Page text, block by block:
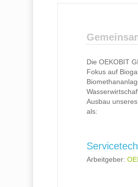
Die OEKOBIT
Fokus auf
Ausbau
als:
Arbeitgeber: